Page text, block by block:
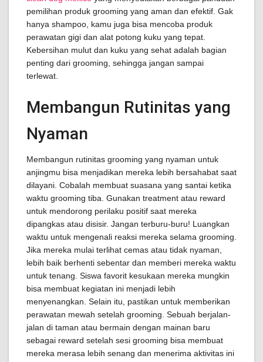
pemilihan produk grooming yang aman dan efektif. Gak
hanya shampoo, kamu juga bisa mencoba produk
perawatan gigi dan alat potong kuku yang tepat.
Kebersihan mulut dan kuku yang sehat adalah bagian
penting dari grooming, sehingga jangan sampai
terlewat.
Membangun Rutinitas yang
Nyaman
Membangun rutinitas grooming yang nyaman untuk
anjingmu bisa menjadikan mereka lebih bersahabat saat
dilayani. Cobalah membuat suasana yang santai ketika
waktu grooming tiba. Gunakan treatment atau reward
untuk mendorong perilaku positif saat mereka
dipangkas atau disisir. Jangan terburu-buru! Luangkan
waktu untuk mengenali reaksi mereka selama grooming.
Jika mereka mulai terlihat cemas atau tidak nyaman,
lebih baik berhenti sebentar dan memberi mereka waktu
untuk tenang. Siswa favorit kesukaan mereka mungkin
bisa membuat kegiatan ini menjadi lebih
menyenangkan. Selain itu, pastikan untuk memberikan
perawatan mewah setelah grooming. Sebuah berjalan-
jalan di taman atau bermain dengan mainan baru
sebagai reward setelah sesi grooming bisa membuat
mereka merasa lebih senang dan menerima aktivitas ini